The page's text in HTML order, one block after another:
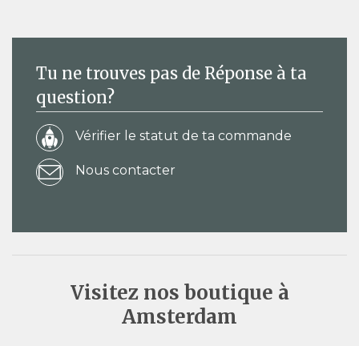
Tu ne trouves pas de Réponse à ta
question?
Vérifier le statut de ta commande
Nous contacter
Visitez nos boutique à
Amsterdam